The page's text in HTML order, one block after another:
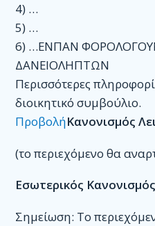
4) …
5) …
6) …ΕΝΠΑΝ
ΔΑΝΕΙΟΛΗΠΤΩΝ
Περισσότερες
διοικητικό συμβούλιο.
ΠροβολήΚανονισμός
(το περιεχόμενο θα
Εσωτερικός
Σημείωση: Το